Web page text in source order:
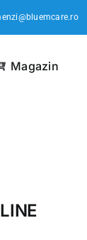
Magazin